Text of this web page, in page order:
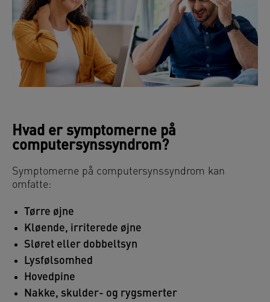
Hvad er symptomerne på
computersynssyndrom?
Symptomerne på computersynssyndrom kan
omfatte:
Tørre øjne
Kløende, irriterede øjne
Sløret eller dobbeltsyn
Lysfølsomhed
Hovedpine
Nakke, skulder- og rygsmerter